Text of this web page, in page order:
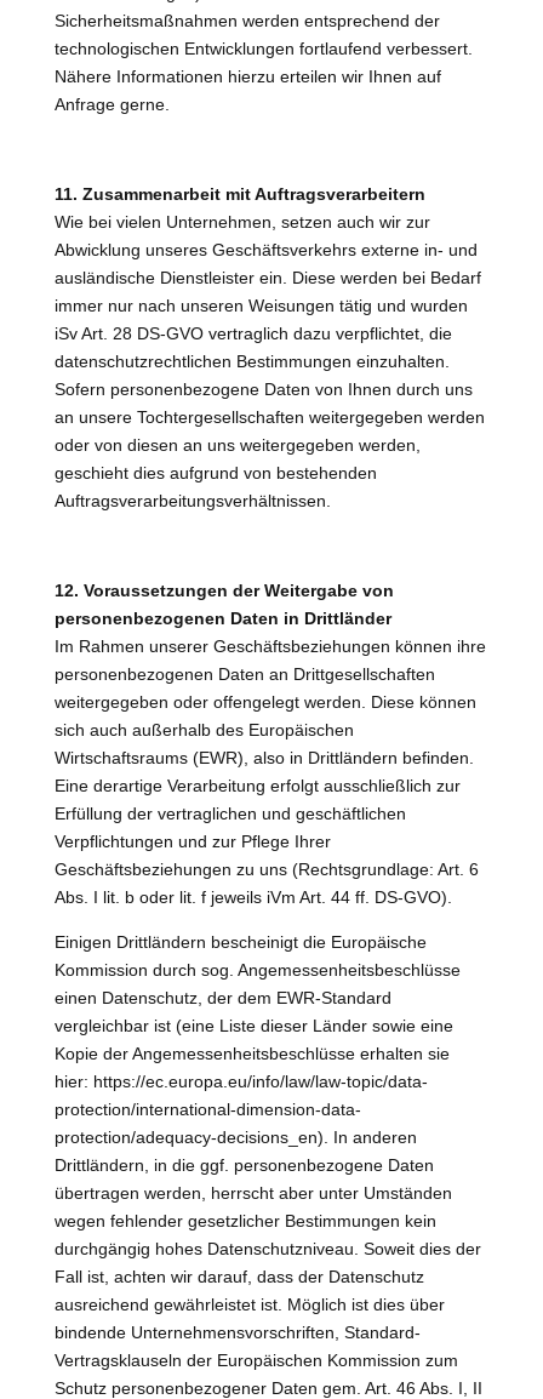
Sicherheitsmaßnahmen werden entsprechend der
technologischen Entwicklungen fortlaufend verbessert.
Nähere Informationen hierzu erteilen wir Ihnen auf
Anfrage gerne.
11. Zusammenarbeit mit Auftragsverarbeitern
Wie bei vielen Unternehmen, setzen auch wir zur
Abwicklung unseres Geschäftsverkehrs externe in- und
ausländische Dienstleister ein. Diese werden bei Bedarf
immer nur nach unseren Weisungen tätig und wurden
iSv Art. 28 DS-GVO vertraglich dazu verpflichtet, die
datenschutzrechtlichen Bestimmungen einzuhalten.
Sofern personenbezogene Daten von Ihnen durch uns
an unsere Tochtergesellschaften weitergegeben werden
oder von diesen an uns weitergegeben werden,
geschieht dies aufgrund von bestehenden
Auftragsverarbeitungsverhältnissen.
12. Voraussetzungen der Weitergabe von
personenbezogenen Daten in Drittländer
Im Rahmen unserer Geschäftsbeziehungen können ihre
personenbezogenen Daten an Drittgesellschaften
weitergegeben oder offengelegt werden. Diese können
sich auch außerhalb des Europäischen
Wirtschaftsraums (EWR), also in Drittländern befinden.
Eine derartige Verarbeitung erfolgt ausschließlich zur
Erfüllung der vertraglichen und geschäftlichen
Verpflichtungen und zur Pflege Ihrer
Geschäftsbeziehungen zu uns (Rechtsgrundlage: Art. 6
Abs. I lit. b oder lit. f jeweils iVm Art. 44 ff. DS-GVO).
Einigen Drittländern bescheinigt die Europäische
Kommission durch sog. Angemessenheitsbeschlüsse
einen Datenschutz, der dem EWR-Standard
vergleichbar ist (eine Liste dieser Länder sowie eine
Kopie der Angemessenheitsbeschlüsse erhalten sie
hier: https://ec.europa.eu/info/law/law-topic/data-
protection/international-dimension-data-
protection/adequacy-decisions_en). In anderen
Drittländern, in die ggf. personenbezogene Daten
übertragen werden, herrscht aber unter Umständen
wegen fehlender gesetzlicher Bestimmungen kein
durchgängig hohes Datenschutzniveau. Soweit dies der
Fall ist, achten wir darauf, dass der Datenschutz
ausreichend gewährleistet ist. Möglich ist dies über
bindende Unternehmensvorschriften, Standard-
Vertragsklauseln der Europäischen Kommission zum
Schutz personenbezogener Daten gem. Art. 46 Abs. I, II